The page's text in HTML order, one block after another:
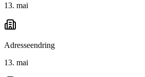
13. mai
Adresseendring
13. mai